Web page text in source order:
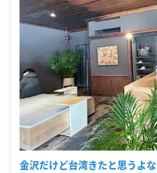
金沢だけど台湾きたと思うよな